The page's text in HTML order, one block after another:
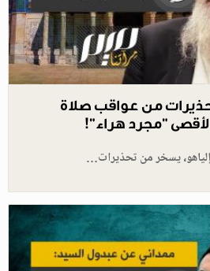
من عواقب صلاة
"مجرد هراء"!
يسخر من تحذيرات…